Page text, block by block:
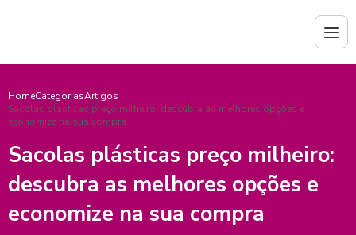
HomeCategoriasArtigos
Sacolas plásticas preço milheiro: descubra as melhores opções e
economize na sua compra
Sacolas plásticas preço milheiro:
descubra as melhores opções e
economize na sua compra